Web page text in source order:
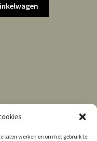
laten werken en om het gebruik te